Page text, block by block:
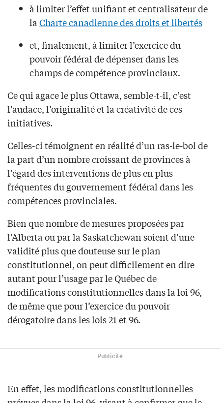
à limiter l’effet unifiant et centralisateur de
la Charte canadienne des droits et libertés
et, finalement, à limiter l’exercice du
pouvoir fédéral de dépenser dans les
champs de compétence provinciaux.
Ce qui agace le plus Ottawa, semble-t-il, c’est
l’audace, l’originalité et la créativité de ces
initiatives.
Celles-ci témoignent en réalité d’un ras-le-bol de
la part d’un nombre croissant de provinces à
l’égard des interventions de plus en plus
fréquentes du gouvernement fédéral dans les
compétences provinciales.
Bien que nombre de mesures proposées par
l’Alberta ou par la Saskatchewan soient d’une
validité plus que douteuse sur le plan
constitutionnel, on peut difficilement en dire
autant pour l’usage par le Québec de
modifications constitutionnelles dans la loi 96,
de même que pour l’exercice du pouvoir
dérogatoire dans les lois 21 et 96.
Publicité
En effet, les modifications constitutionnelles